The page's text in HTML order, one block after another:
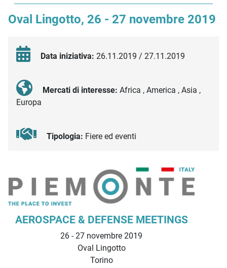
Oval Lingotto, 26 - 27 novembre 2019
Data iniziativa: 26.11.2019 / 27.11.2019
Mercati di interesse: Africa , America , Asia ,
Europa
Tipologia: Fiere ed eventi
Descrizione iniziativa
AEROSPACE & DEFENSE MEETINGS
26 - 27 novembre 2019
Oval Lingotto
Torino